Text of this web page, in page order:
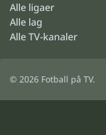
Alle ligaer
Alle lag
Alle TV-kanaler
© 2026 Fotball på TV.